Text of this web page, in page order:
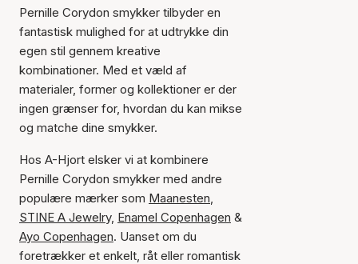
Pernille Corydon smykker tilbyder en
fantastisk mulighed for at udtrykke din
egen stil gennem kreative
kombinationer. Med et væld af
materialer, former og kollektioner er der
ingen grænser for, hvordan du kan mikse
og matche dine smykker.
Hos A-Hjort elsker vi at kombinere
Pernille Corydon smykker med andre
populære mærker som Maanesten,
STINE A Jewelry, Enamel Copenhagen &
Ayo Copenhagen. Uanset om du
foretrækker et enkelt, råt eller romantisk